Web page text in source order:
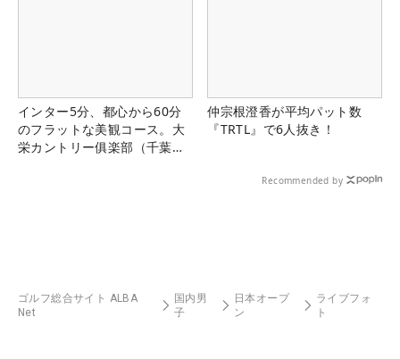
インター5分、都心から60分
のフラットな美観コース。大
栄カントリー俱楽部（千葉
仲宗根澄香が平均パット数
『TRTL』で6人抜き！
Recommended by
ゴルフ総合サイト ALBA
Net
国内男
子
日本オープ
ン
ライブフォ
ト